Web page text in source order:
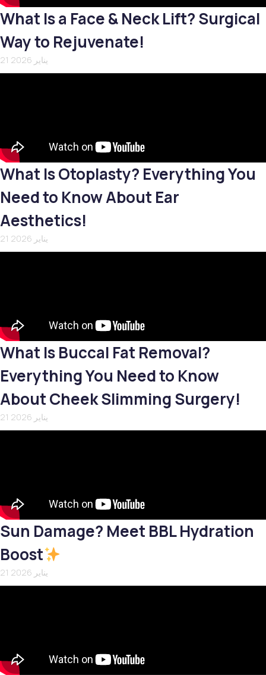
What Is a Face & Neck Lift? Surgical
Way to Rejuvenate!
21 يناير 2026
What Is Otoplasty? Everything You
Need to Know About Ear
Aesthetics!
21 يناير 2026
What Is Buccal Fat Removal?
Everything You Need to Know
About Cheek Slimming Surgery!
21 يناير 2026
Sun Damage? Meet BBL Hydration
Boost
21 يناير 2026